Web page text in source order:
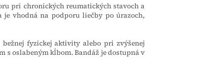
pri chronických reumatických stavoch a
je vhodná na podporu liečby po úrazoch,
fyzickej aktivity alebo pri zvýšenej
s oslabeným kĺbom. Bandáž je dostupná v